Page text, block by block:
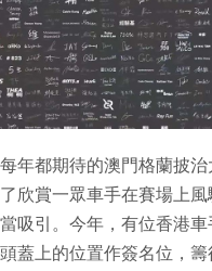
年都期待的澳門格蘭披
欣賞一眾車手在賽場上
吸引。今年，有位香港
蓋上的位置作簽名位，